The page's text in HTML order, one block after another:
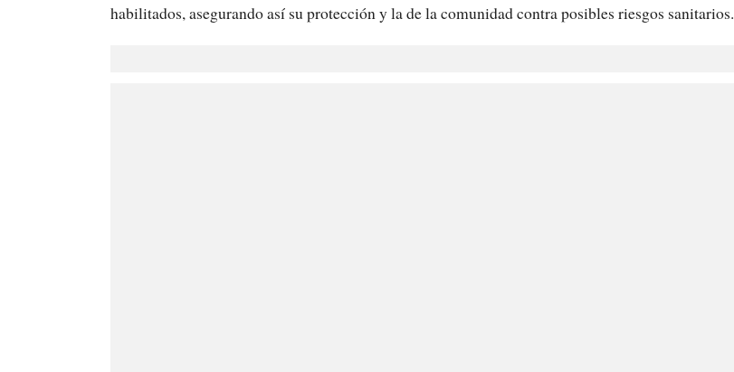
habilitados, asegurando así su protección y la de la comunidad contra posibles riesgos sanitarios.